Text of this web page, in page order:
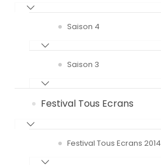
Saison 4
Saison 3
Festival Tous Ecrans
Festival Tous Ecrans 2014